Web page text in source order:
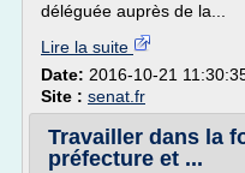
déléguée auprès de la...
Lire la suite
Date: 2016-10-21
Site : senat.fr
Travailler dans la
préfecture et ...